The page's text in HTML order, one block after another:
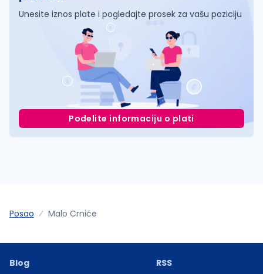
Unesite iznos plate i pogledajte prosek za vašu poziciju
Podelite informaciju o plati
Posao Malo Crniće
Blog
RSS